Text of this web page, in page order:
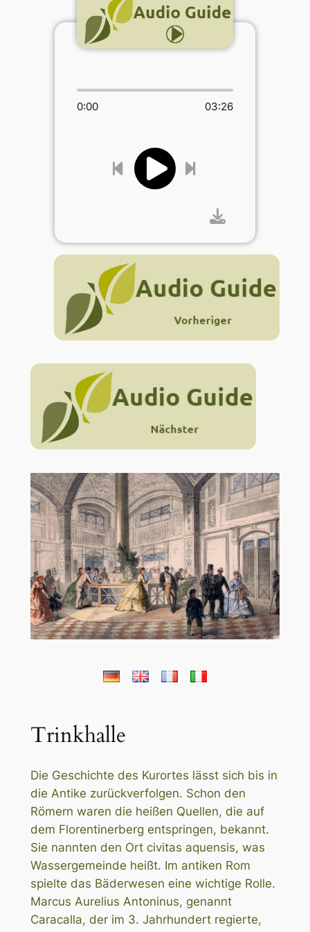
0:00 03:26
Trinkhalle
Die Geschichte des Kurortes lässt sich bis in
die Antike zurückverfolgen. Schon den
Römern waren die heißen Quellen, die auf
dem Florentinerberg entspringen, bekannt.
Sie nannten den Ort civitas aquensis, was
Wassergemeinde heißt. Im antiken Rom
spielte das Bäderwesen eine wichtige Rolle.
Marcus Aurelius Antoninus, genannt
Caracalla, der im 3. Jahrhundert regierte,